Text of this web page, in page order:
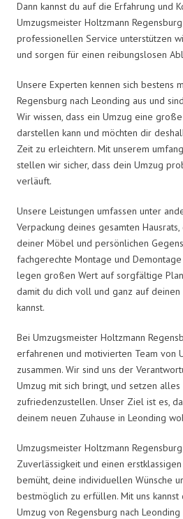
Dann kannst du auf die Erfahrung und
Umzugsmeister Holtzmann
professionellen Service unterstützen
und sorgen für einen reibungslosen
Unsere Experten kennen sich bestens
Regensburg nach Leonding aus und
Wir wissen, dass ein Umzug eine
darstellen kann und möchten dir
Zeit zu erleichtern. Mit unserem
stellen wir sicher, dass dein Umzug
verläuft.
Unsere Leistungen umfassen unter
Verpackung deines gesamten
deiner Möbel und persönlichen
fachgerechte Montage und
legen großen Wert auf sorgfältige
damit du dich voll und ganz auf
kannst.
Bei Umzugsmeister Holtzmann
erfahrenen und motivierten Team von
zusammen. Wir sind uns der
Umzug mit sich bringt, und setzen alles
zufriedenzustellen. Unser Ziel ist es,
deinem neuen Zuhause in Leonding
Umzugsmeister Holtzmann
Zuverlässigkeit und einen
bemüht, deine individuellen Wünsche
bestmöglich zu erfüllen. Mit uns kannst
Umzug von Regensburg nach